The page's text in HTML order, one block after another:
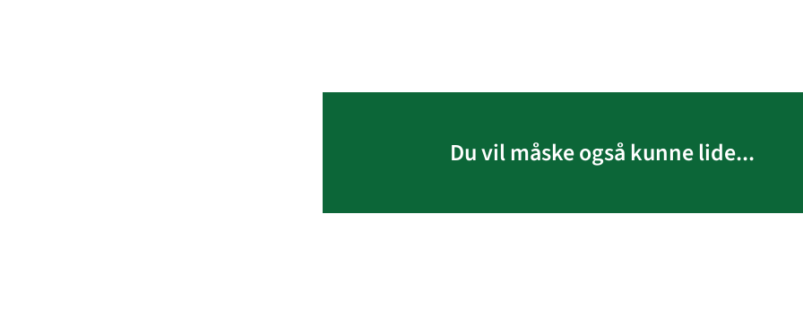
Du vil måske også kunne lide...